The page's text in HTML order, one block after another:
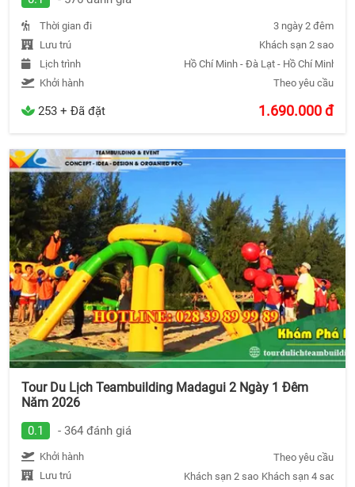
Thời gian đi
3 ngày 2 đêm
Lưu trú
Khách sạn 2 sao
Lịch trình
Hồ Chí Minh - Đà Lạt - Hồ Chí Minh
Khởi hành
Theo yêu cầu
253 + Đã đặt 1.690.000đ
Tour Du Lịch Teambuilding Madagui 2 Ngày 1 Đêm
Năm 2026
0.1 - 364 đánh giá
Khởi hành
Theo yêu cầu
Lưu trú
Khách sạn 2 sao Khách sạn 4 sao